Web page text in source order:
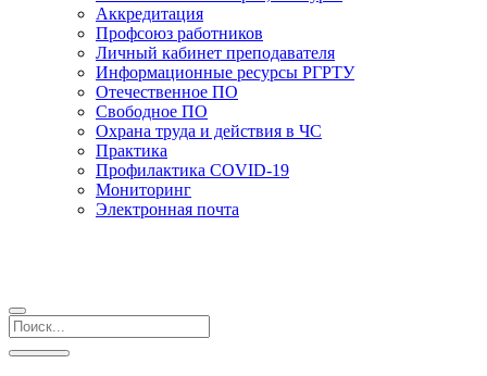
Аккредитация
Профсоюз работников
Личный кабинет преподавателя
Информационные ресурсы РГРТУ
Отечественное ПО
Свободное ПО
Охрана труда и действия в ЧС
Практика
Профилактика COVID-19
Мониторинг
Электронная почта